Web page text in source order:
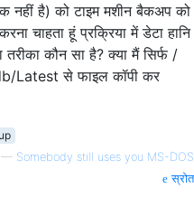
नहीं है) को टाइम मशीन बैकअप को
करना चाहता हूं प्रक्रिया में डेटा हानि
कौन सा है? क्या मैं सिर्फ /
Latest से फाइल कॉपी कर
— Somebody still uses you MS-DOS
स्रोत